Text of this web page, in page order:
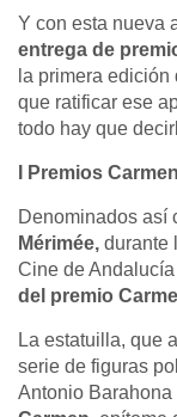
Y con esta nueva
entrega de
la primera
que ratificar ese
todo hay que
I Premios
Denominados así
Mérimée, durante
Cine de
del premio
La estatuilla, que
serie de figuras
Antonio Barahona